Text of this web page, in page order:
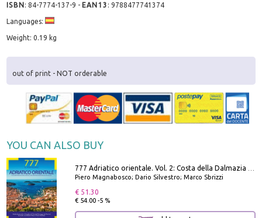
ISBN:84-7774-137-9 - EAN13 :9788477741374
Languages:
Weight: 0.19 kg
out of print - NOT orderable
YOU CAN ALSO BUY
Piero Magnabosco; Dario Silvestro; Marco Sbrizzi
€ 51.30
€ 54.00 -5 %